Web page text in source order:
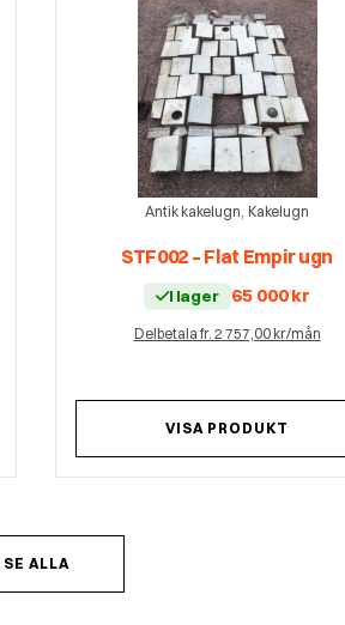
Antik kakelugn, Kakelugn
STF002 – Flat Empir ugn
I lager 65 000kr
Delbetala fr. 2 757,00 kr/mån
VISA PRODUKT
SE ALLA